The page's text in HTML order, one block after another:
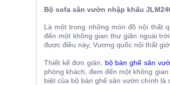
Bộ sofa sân vườn nhập khẩu
Là một trong những món đồ nội thất
đến một không gian thư giãn ngoài
được điều này, Vương quốc nội thất
Thiết kế đơn giản, bộ bàn ghế sân
phòng khách, đem đến một không
biệt của bộ bàn ghế sân vườn chính là